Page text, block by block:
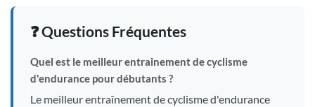
❓ Questions Fréquentes
Quel est le meilleur entraînement de cyclisme
d'endurance pour débutants ?
Le meilleur entraînement de cyclisme d'endurance